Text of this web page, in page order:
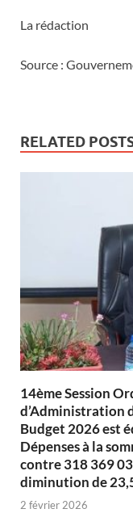
La rédaction
Source :
RELATED
14ème Session
d’Administration
Budget 2026 est
Dépenses à la
contre 318 369
diminution de
2 février 2026